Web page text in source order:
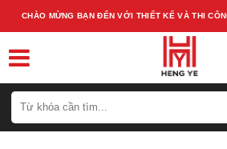
CHÀO MỪNG BẠN ĐẾN VỚI THIẾT KẾ VÀ THI